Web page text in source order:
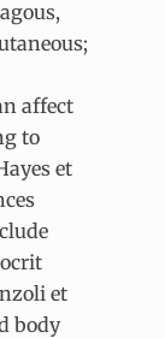
affect
to
et
et
body